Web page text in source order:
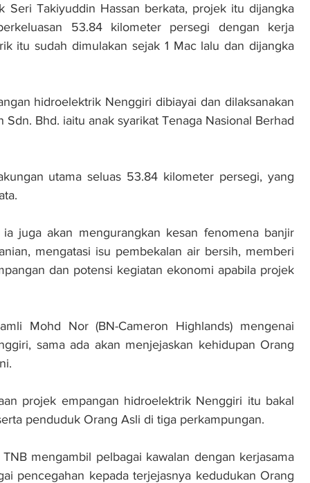
Seri Takiyuddin Hassan berkata, projek itu dijangka
53.84 kilometer persegi dengan kerja
itu sudah dimulakan sejak 1 Mac lalu dan dijangka
hidroelektrik Nenggiri dibiayai dan dilaksanakan
Bhd. iaitu anak syarikat Tenaga Nasional Berhad
utama seluas 53.84 kilometer persegi, yang
juga akan mengurangkan kesan fenomena banjir
mengatasi isu pembekalan air bersih, memberi
dan potensi kegiatan ekonomi apabila projek
Mohd Nor (BN-Cameron Highlands) mengenai
sama ada akan menjejaskan kehidupan Orang
projek empangan hidroelektrik Nenggiri itu bakal
penduduk Orang Asli di tiga perkampungan.
mengambil pelbagai kawalan dengan kerjasama
pencegahan kepada terjejasnya kedudukan Orang